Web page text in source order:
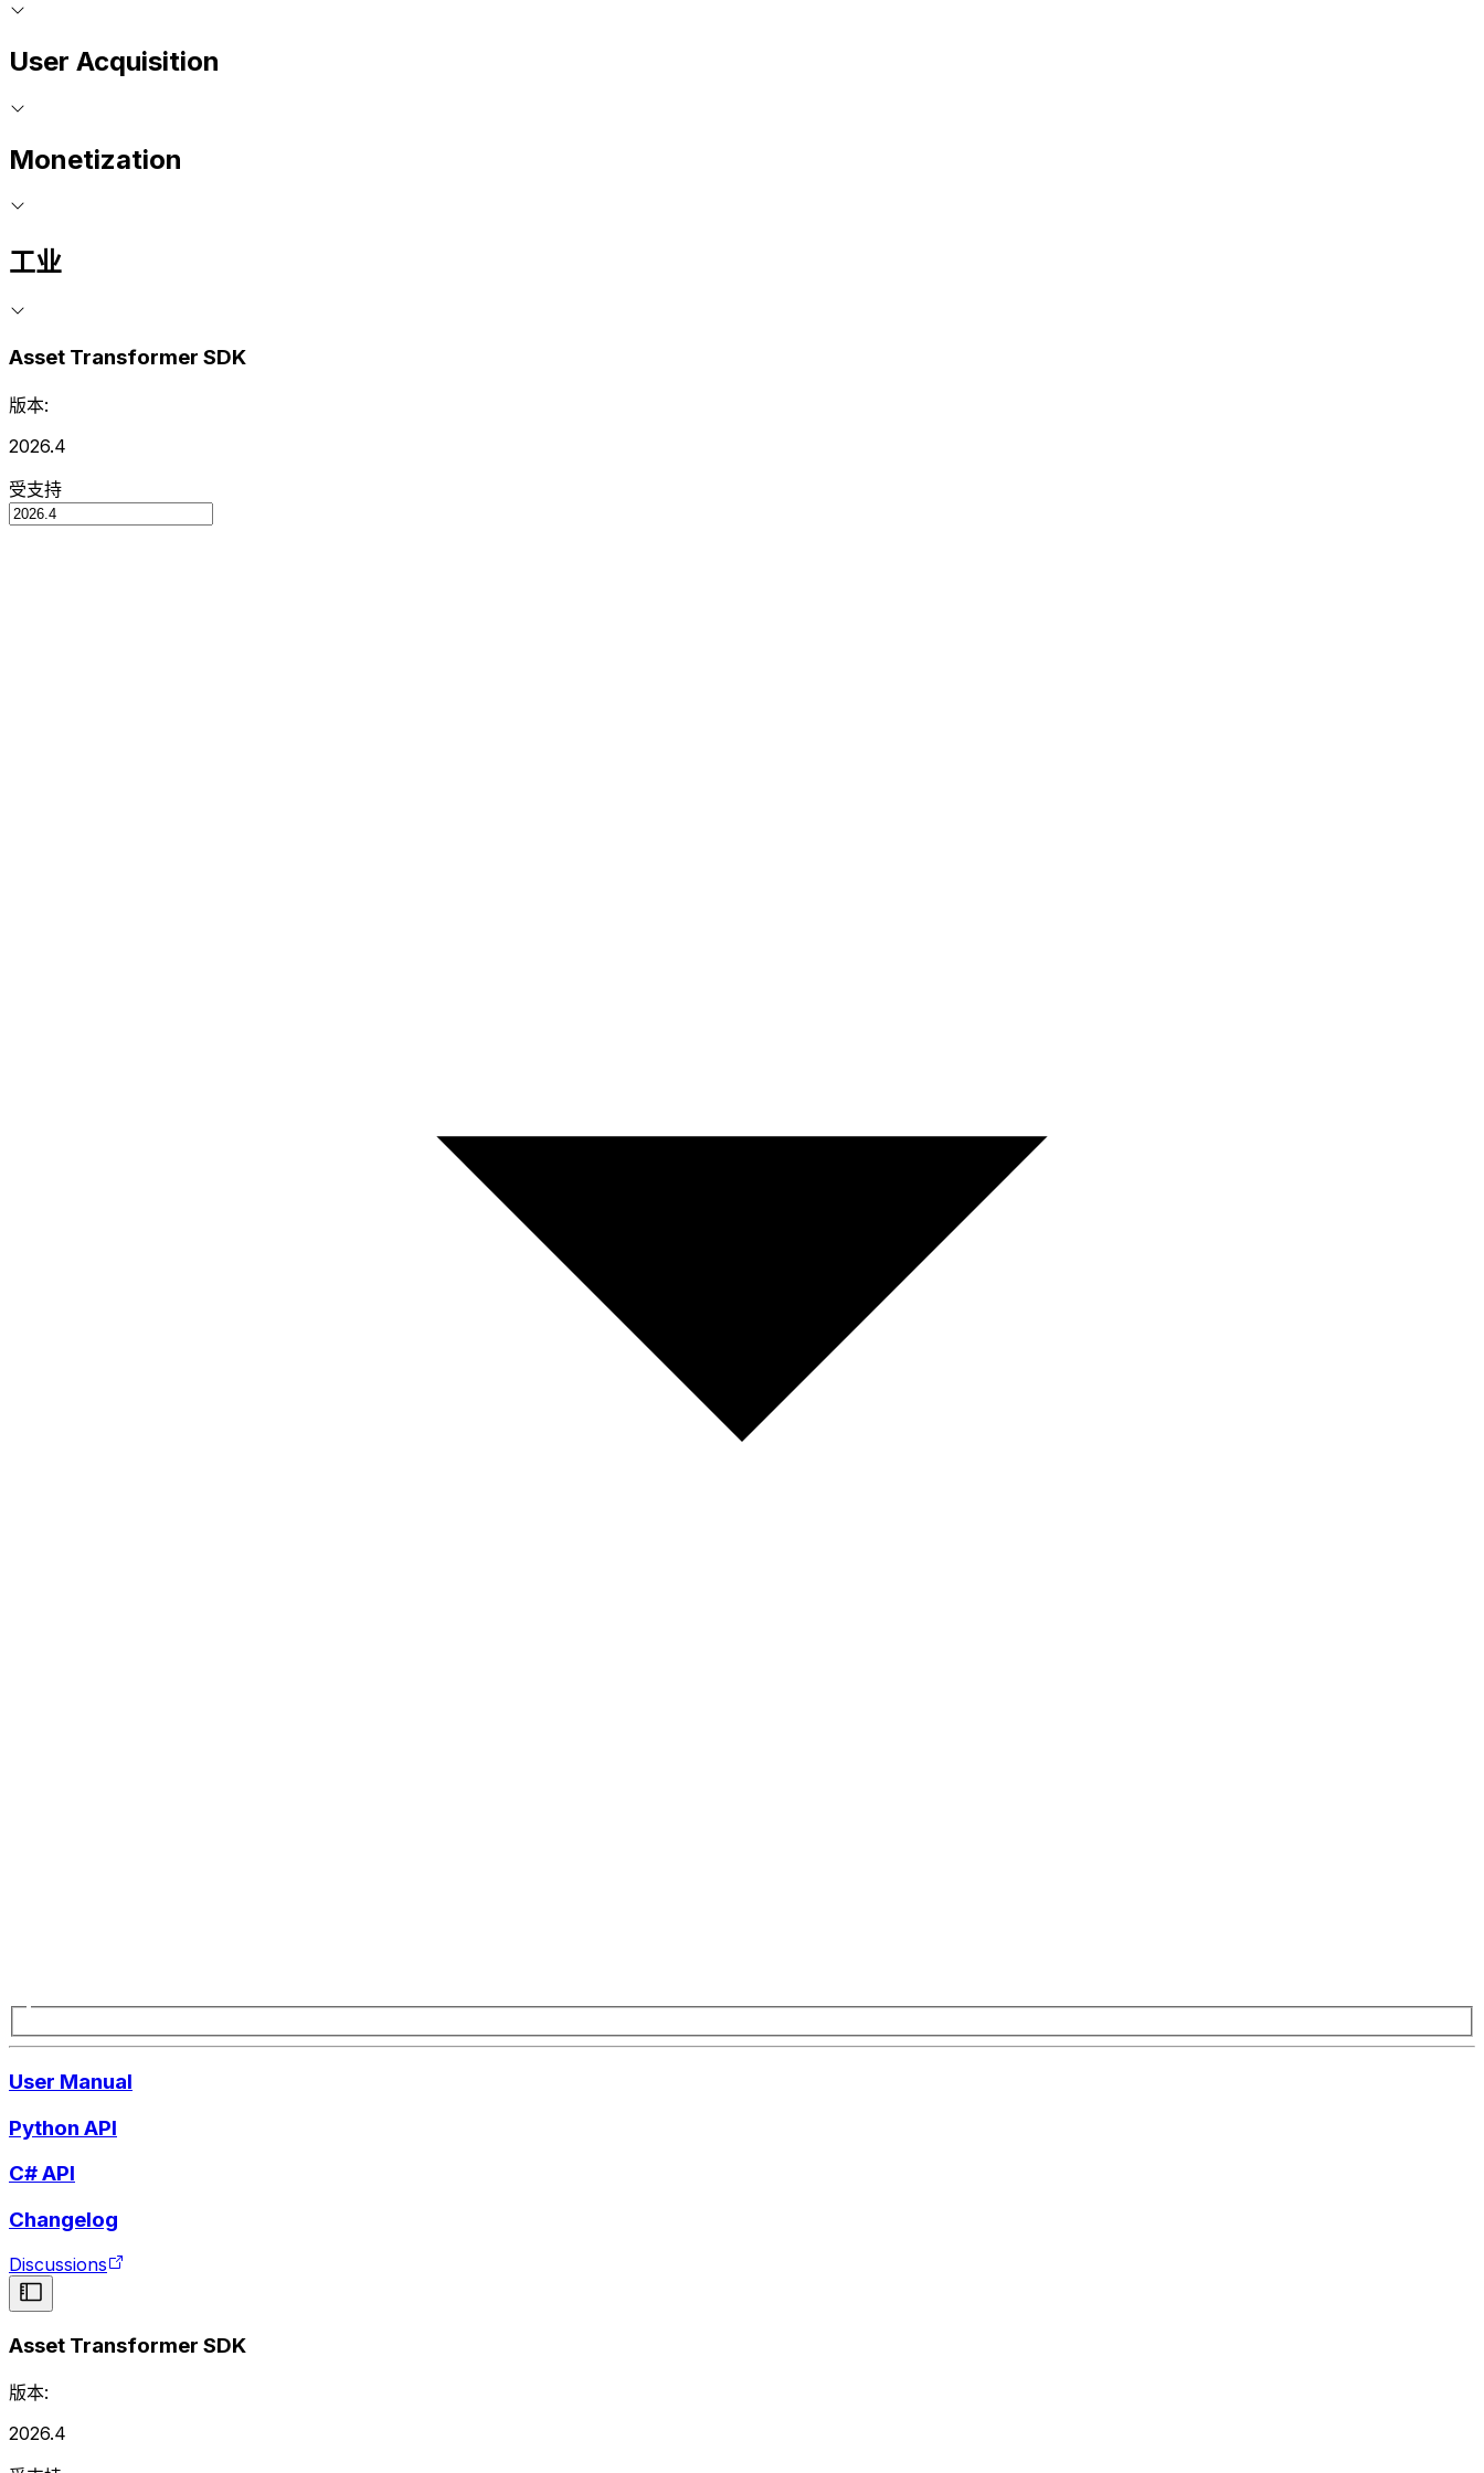
User Acquisition
Monetization
工业
Asset Transformer SDK
版本:
2026.4
受支持
User Manual
Python API
C# API
Changelog
Discussions
Asset Transformer SDK
版本:
2026.4